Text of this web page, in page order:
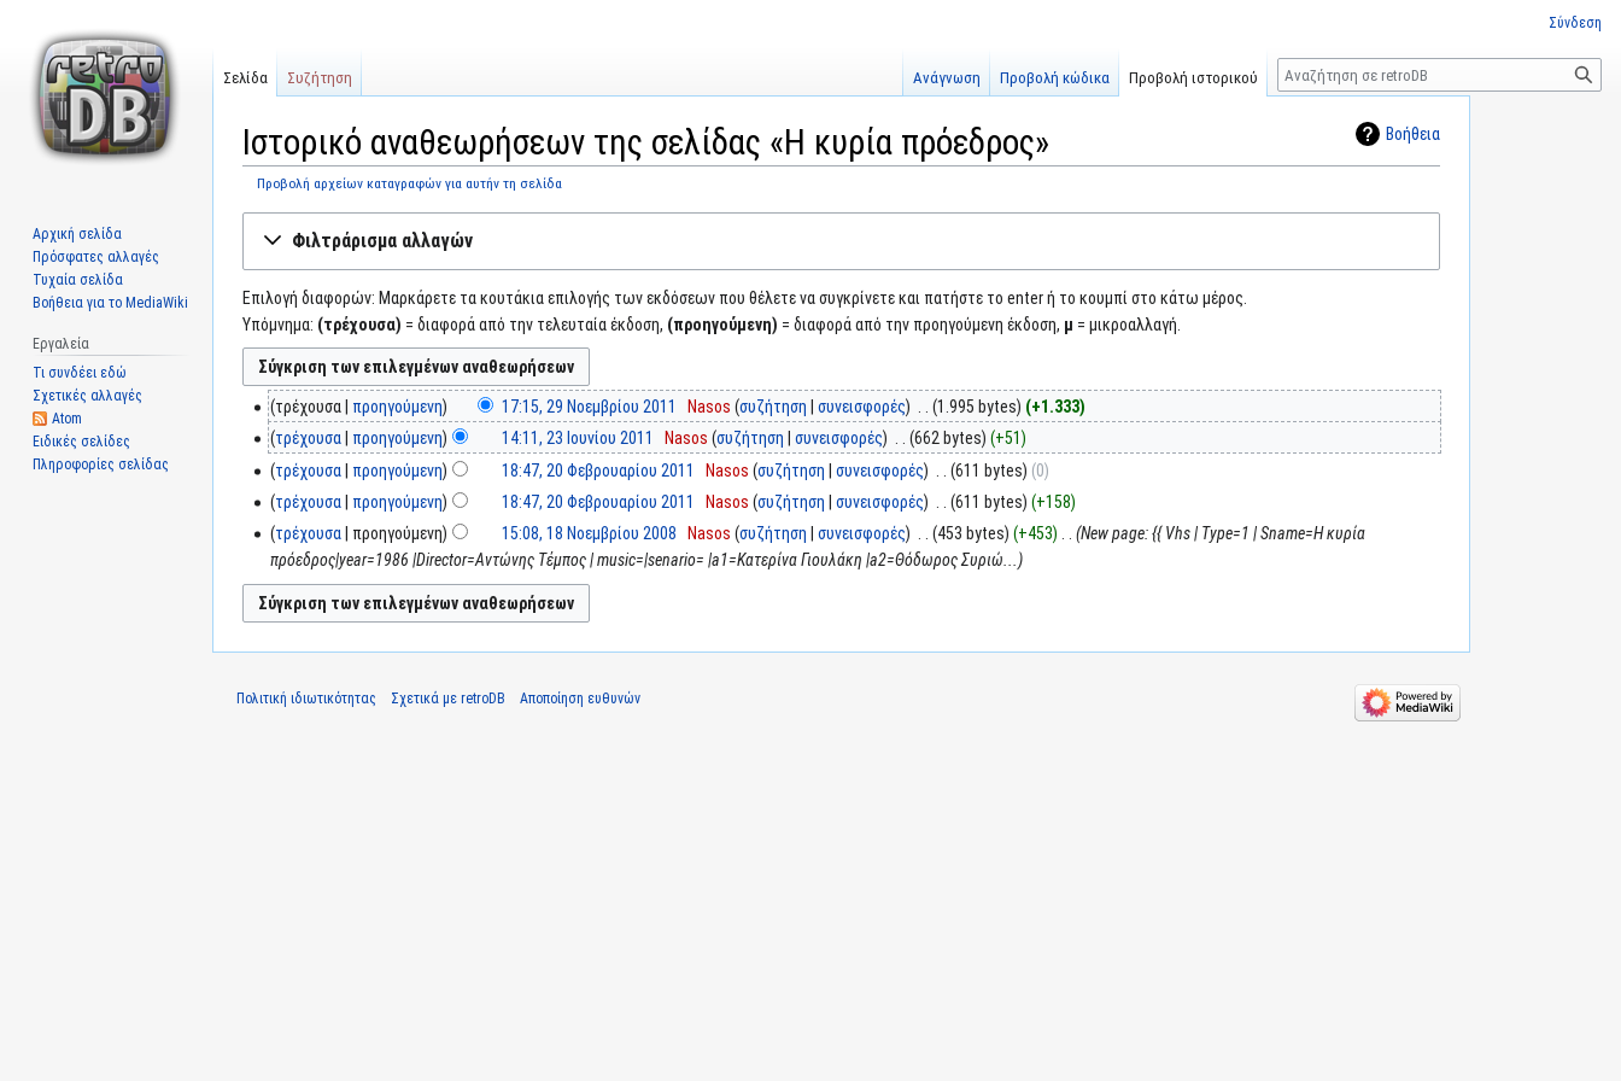
Βοήθεια
Ιστορικό αναθεωρήσεων της σελίδας «Η κυρία πρόεδρος»
Προβολή αρχείων καταγραφών για αυτήν τη σελίδα
στην
στην
Φιλτράρισμα αλλαγών
Επιλογή διαφορών: Μαρκάρετε τα κουτάκια επιλογής των εκδόσεων που θέλετε να συγκρίνετε και πατήστε το enter ή το κουμπί στο κάτω μέρος.
Υπόμνημα: (τρέχουσα) = διαφορά από την τελευταία έκδοση, (προηγούμενη) = διαφορά από την προηγούμενη έκδοση, μ = μικροαλλαγή.
τρέχουσα προηγούμενη 17:15, 29 Νοεμβρίου 2011 Nasos συζήτηση συνεισφορές 1.995 bytes
+1.333
τρέχουσα
προηγούμενη 14:11, 23 Ιουνίου 2011 Nasos συζήτηση συνεισφορές 662 bytes
+51
τρέχουσα
προηγούμενη 18:47, 20 Φεβρουαρίου 2011 Nasos συζήτηση συνεισφορές 611 bytes
0
τρέχουσα
προηγούμενη 18:47, 20 Φεβρουαρίου 2011 Nasos συζήτηση συνεισφορές 611 bytes
+158
τρέχουσα
προηγούμενη 15:08, 18 Νοεμβρίου 2008 Nasos συζήτηση συνεισφορές 453 bytes +453
New page: {{ Vhs | Type=1 | Sname=Η κυρία
πρόεδρος|year=1986 |Director=Αντώνης Τέμπος | music=|senario= |a1=Κατερίνα Γιουλάκη |a2=Θόδωρος Συριώ...
Σύνδεση
Σελίδα Συζήτηση Ανάγνωση Προβολή κώδικα Προβολή ιστορικού
Αναζήτηση
Αρχική σελίδα
Πρόσφατες αλλαγές
Τυχαία σελίδα
Βοήθεια για το MediaWiki
Εργαλεία
Τι συνδέει εδώ
Σχετικές αλλαγές
Atom
Ειδικές σελίδες
Πληροφορίες σελίδας
Πολιτική ιδιωτικότητας Σχετικά με retroDB Αποποίηση ευθυνών